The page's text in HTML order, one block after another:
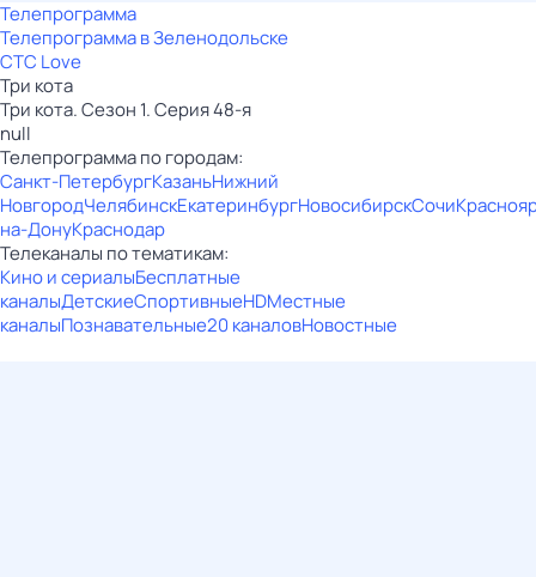
Телепрограмма
Телепрограмма в Зеленодольске
СТС Love
Три кота
Три кота. Сезон 1. Серия 48-я
null
Телепрограмма по городам:
Санкт-ПетербургКазаньНижний
НовгородЧелябинскЕкатеринбургНовосибирскСочи
на-ДонуКраснодар
Телеканалы по тематикам:
Кино и сериалыБесплатные
каналыДетскиеСпортивныеHDМестные
каналыПознавательные20 каналовНовостные